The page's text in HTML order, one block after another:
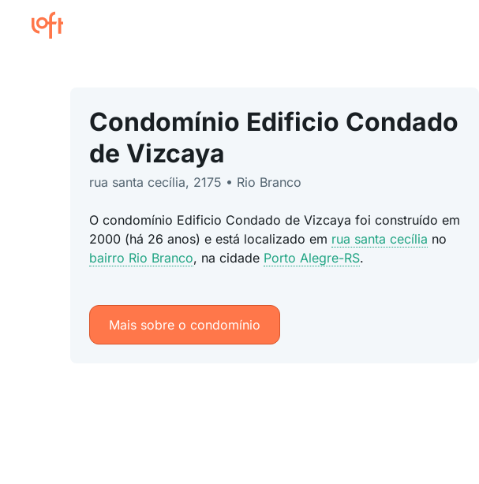
Condomínio Edificio Condado
de Vizcaya
rua santa cecília, 2175 • Rio Branco
O condomínio Edificio Condado de Vizcaya foi construído em
2000 (há 26 anos) e está localizado em rua santa cecília no
bairro Rio Branco, na cidade Porto Alegre-RS.
Mais sobre o condomínio